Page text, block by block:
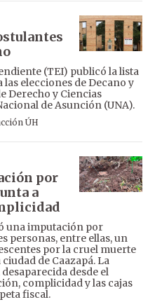
(TEI) publicó la lista
elecciones de Decano y
Derecho y Ciencias
de Asunción (UNA).
ÚH
por
a
una imputación por
personas, entre ellas, un
por la cruel muerte
de Caazapá. La
desde el
complicidad y las cajas
fiscal.